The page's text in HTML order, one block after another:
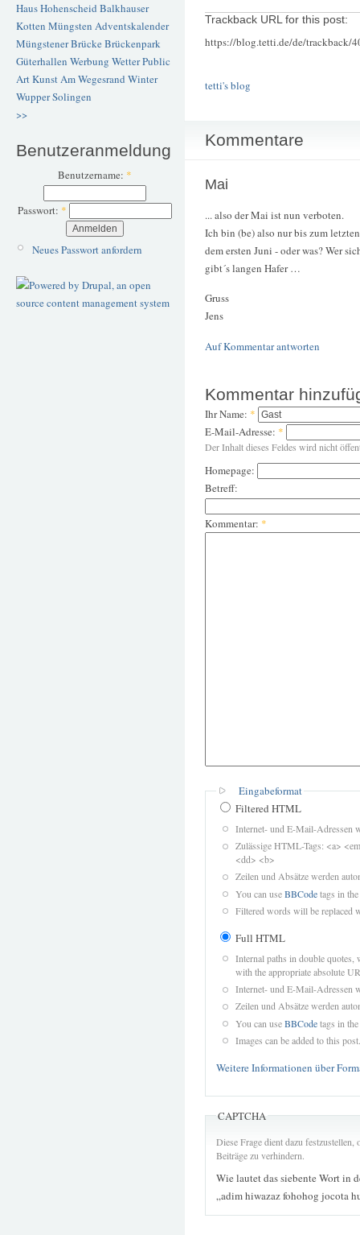
Haus Hohenscheid Balkhauser
Kotten Müngsten Adventskalender
Müngstener BrückeBrückenpark
Güterhallen Werbung WetterPublic
ArtKunstAm Wegesrand Winter
WupperSolingen
>>
Benutzeranmeldung
Benutzername: *
Passwort: *
Neues Passwort anfordern
Trackback URL for this post:
https://blog.tetti.de/de/trackback/
tetti's blog
Kommentare
Mai
... also der Mai ist nun verboten.
Ich bin (be) also nur bis zum
dem ersten Juni - oder was? Wer
gibt´s langen Hafer …
Gruss
Jens
Auf Kommentar antworten
Kommentar
Ihr Name: *
E-Mail-Adresse: *
Der Inhalt dieses Feldes wird nicht
Homepage:
Betreff:
Kommentar: *
Eingabeformat
Filtered HTML
Internet- und E-Mail-Adressen
Zulässige HTML-Tags: <a>
<dd> <b>
Zeilen und Absätze werden
You can useBBCodetags in
Filtered words will be replaced
Full HTML
Internal paths in double quotes,
with the appropriate absolute
Internet- und E-Mail-Adressen
Zeilen und Absätze werden
You can useBBCodetags in
Images can be added to this post.
Weitere Informationen über
CAPTCHA
Diese Frage dient dazu
Beiträge zu verhindern.
Wie lautet das siebente Wort in
„adim hiwazaz fohohog jocota